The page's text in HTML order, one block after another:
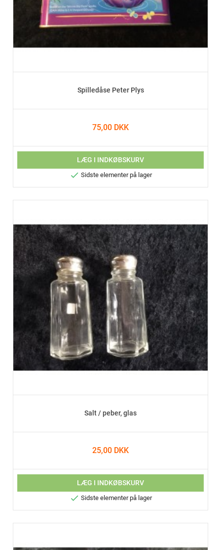
Spilledåse Peter Plys
75,00 DKK
LÆG I INDKØBSKURV
 Sidste elementer på lager
Salt / peber, glas
25,00 DKK
LÆG I INDKØBSKURV
 Sidste elementer på lager